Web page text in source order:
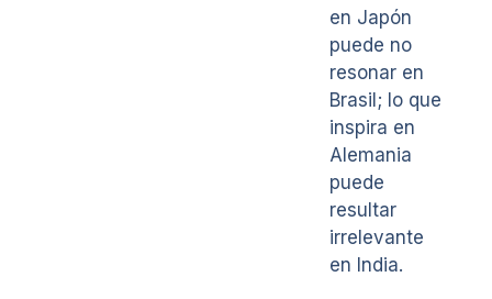
en Japón
puede no
resonar en
Brasil; lo que
inspira en
Alemania
puede
resultar
irrelevante
en India.